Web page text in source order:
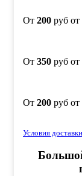
От 200 руб от
От 350 руб от
От 200 руб от
Условия доставки